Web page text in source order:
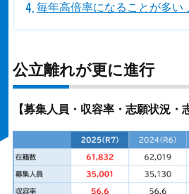
毎年高倍率になることが多い
公立離れが更に進行
【募集人員・収容率・志願状況・